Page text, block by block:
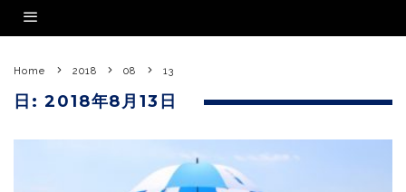
Home 2018 08 13
日:2018年8月13日